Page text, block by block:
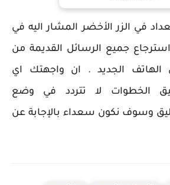
في الزر الأخضر المشار اليه في
استرجاع جميع الرسائل القديمة من
الهاتف الجديد . ان واجهتك اي
الخطوات لا تتردد في وضع
وسوف نكون سعداء بالإجابة عن